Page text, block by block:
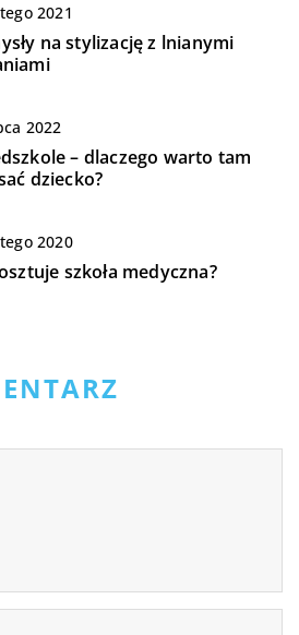
2021
na stylizację z lnianymi
2022
– dlaczego warto tam
dziecko?
2020
szkoła medyczna?